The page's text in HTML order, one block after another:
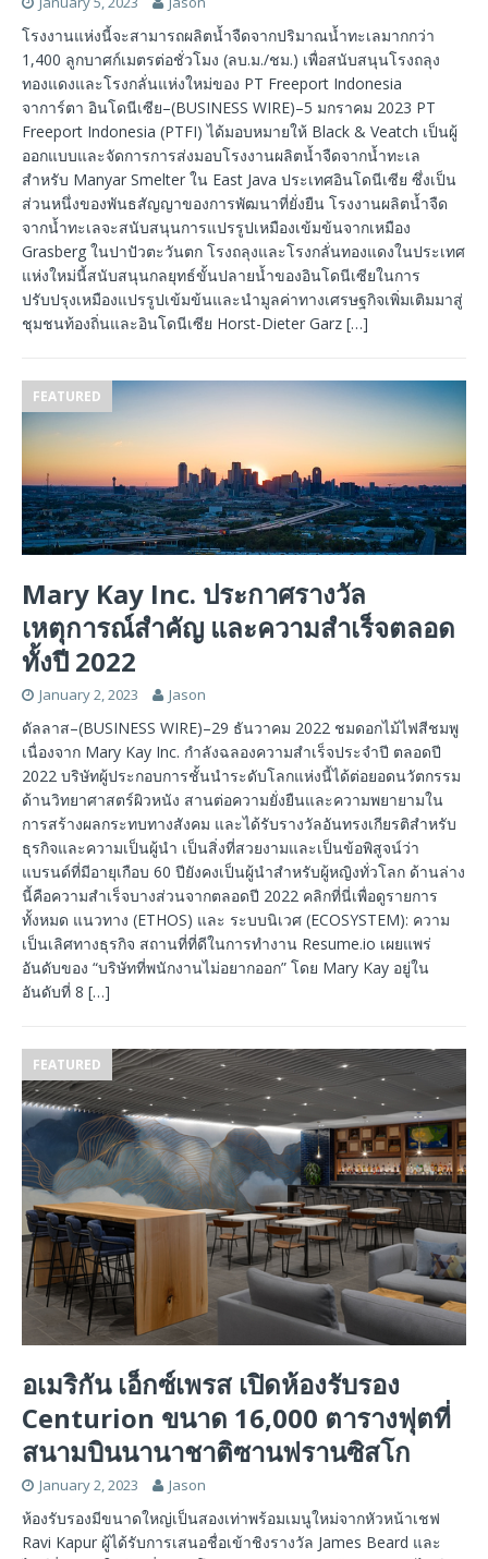
โรงงานแห่งนี้จะสามารถผลิตน้ำจืดจากปริมาณน้ำทะเลมากกว่า
1,400 ลูกบาศก์เมตรต่อชั่วโมง (ลบ.ม./ชม.) เพื่อสนับสนุนโรงถลุง
ทองแดงและโรงกลั่นแห่งใหม่ของ PT Freeport Indonesia
จาการ์ตา อินโดนีเซีย–(BUSINESS WIRE)–5 มกราคม 2023 PT
Freeport Indonesia (PTFI) ได้มอบหมายให้ Black & Veatch เป็นผู้
ออกแบบและจัดการการส่งมอบโรงงานผลิตน้ำจืดจากน้ำทะเล
สำหรับ Manyar Smelter ใน East Java ประเทศอินโดนีเซีย ซึ่งเป็น
ส่วนหนึ่งของพันธสัญญาของการพัฒนาที่ยั่งยืน โรงงานผลิตน้ำจืด
จากน้ำทะเลจะสนับสนุนการแปรรูปเหมืองเข้มข้นจากเหมือง
Grasberg ในปาปัวตะวันตก โรงถลุงและโรงกลั่นทองแดงในประเทศ
แห่งใหม่นี้สนับสนุนกลยุทธ์ขั้นปลายน้ำของอินโดนีเซียในการ
ปรับปรุงเหมืองแปรรูปเข้มข้นและนำมูลค่าทางเศรษฐกิจเพิ่มเติมมาสู่
ชุมชนท้องถิ่นและอินโดนีเซีย Horst-Dieter Garz […]
FEATURED
Mary Kay Inc. ประกาศรางวัล
เหตุการณ์สำคัญ และความสำเร็จตลอด
ทั้งปี 2022
January 2, 2023 Jason
ดัลลาส–(BUSINESS WIRE)–29 ธันวาคม 2022 ชมดอกไม้ไฟสีชมพู
เนื่องจาก Mary Kay Inc. กำลังฉลองความสำเร็จประจำปี ตลอดปี
2022 บริษัทผู้ประกอบการชั้นนำระดับโลกแห่งนี้ได้ต่อยอดนวัตกรรม
ด้านวิทยาศาสตร์ผิวหนัง สานต่อความยั่งยืนและความพยายามใน
การสร้างผลกระทบทางสังคม และได้รับรางวัลอันทรงเกียรติสำหรับ
ธุรกิจและความเป็นผู้นำ เป็นสิ่งที่สวยงามและเป็นข้อพิสูจน์ว่า
แบรนด์ที่มีอายุเกือบ 60 ปียังคงเป็นผู้นำสำหรับผู้หญิงทั่วโลก ด้านล่าง
นี้คือความสำเร็จบางส่วนจากตลอดปี 2022 คลิกที่นี่เพื่อดูรายการ
ทั้งหมด แนวทาง (ETHOS) และ ระบบนิเวศ (ECOSYSTEM): ความ
เป็นเลิศทางธุรกิจ สถานที่ที่ดีในการทำงาน Resume.io เผยแพร่
อันดับของ “บริษัทที่พนักงานไม่อยากออก” โดย Mary Kay อยู่ใน
อันดับที่ 8 […]
FEATURED
อเมริกัน เอ็กซ์เพรส เปิดห้องรับรอง
Centurion ขนาด 16,000 ตารางฟุตที่
สนามบินนานาชาติซานฟรานซิสโก
January 2, 2023 Jason
ห้องรับรองมีขนาดใหญ่เป็นสองเท่าพร้อมเมนูใหม่จากหัวหน้าเชฟ
Ravi Kapur ผู้ได้รับการเสนอชื่อเข้าชิงรางวัล James Beard และ